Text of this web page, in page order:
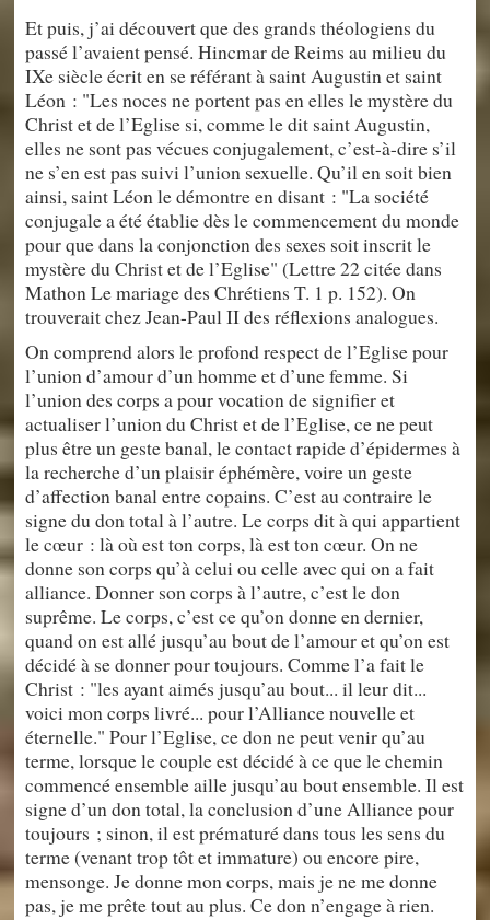
Et puis, j’ai découvert que des grands théologiens du
passé l’avaient pensé. Hincmar de Reims au milieu du
IXe siècle écrit en se référant à saint Augustin et saint
Léon : "Les noces ne portent pas en elles le mystère du
Christ et de l’Eglise si, comme le dit saint Augustin,
elles ne sont pas vécues conjugalement, c’est-à-dire s’il
ne s’en est pas suivi l’union sexuelle. Qu’il en soit bien
ainsi, saint Léon le démontre en disant : "La société
conjugale a été établie dès le commencement du monde
pour que dans la conjonction des sexes soit inscrit le
mystère du Christ et de l’Eglise" (Lettre 22 citée dans
Mathon Le mariage des Chrétiens T. 1 p. 152). On
trouverait chez Jean-Paul II des réflexions analogues.
On comprend alors le profond respect de l’Eglise pour
l’union d’amour d’un homme et d’une femme. Si
l’union des corps a pour vocation de signifier et
actualiser l’union du Christ et de l’Eglise, ce ne peut
plus être un geste banal, le contact rapide d’épidermes à
la recherche d’un plaisir éphémère, voire un geste
d’affection banal entre copains. C’est au contraire le
signe du don total à l’autre. Le corps dit à qui appartient
le cœur : là où est ton corps, là est ton cœur. On ne
donne son corps qu’à celui ou celle avec qui on a fait
alliance. Donner son corps à l’autre, c’est le don
suprême. Le corps, c’est ce qu’on donne en dernier,
quand on est allé jusqu’au bout de l’amour et qu’on est
décidé à se donner pour toujours. Comme l’a fait le
Christ : "les ayant aimés jusqu’au bout... il leur dit...
voici mon corps livré... pour l’Alliance nouvelle et
éternelle." Pour l’Eglise, ce don ne peut venir qu’au
terme, lorsque le couple est décidé à ce que le chemin
commencé ensemble aille jusqu’au bout ensemble. Il est
signe d’un don total, la conclusion d’une Alliance pour
toujours ; sinon, il est prématuré dans tous les sens du
terme (venant trop tôt et immature) ou encore pire,
mensonge. Je donne mon corps, mais je ne me donne
pas, je me prête tout au plus. Ce don n’engage à rien.